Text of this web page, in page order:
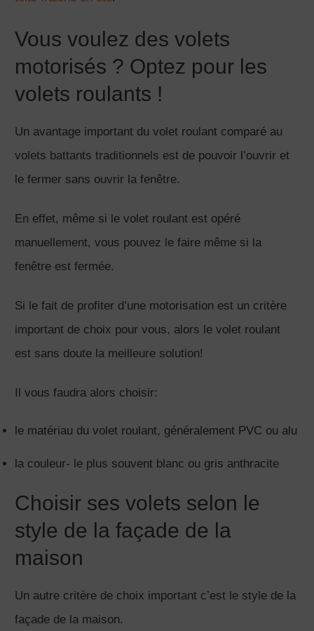
Vous voulez des volets
motorisés ? Optez pour les
volets roulants !
Un avantage important du volet roulant comparé au
volets battants traditionnels est de pouvoir l’ouvrir et
le fermer sans ouvrir la fenêtre.
En effet, même si le volet roulant est opéré
manuellement, vous pouvez le faire même si la
fenêtre est fermée.
Si le fait de profiter d’une motorisation est un critère
important de choix pour vous, alors le volet roulant
est sans doute la meilleure solution!
Il vous faudra alors choisir:
le matériau du volet roulant, généralement PVC ou alu
la couleur- le plus souvent blanc ou gris anthracite
Choisir ses volets selon le
style de la façade de la
maison
Un autre critère de choix important c’est le style de la
façade de la maison.